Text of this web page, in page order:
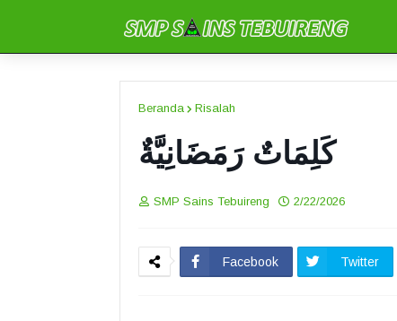
Beranda Risalah
كَلِمَاتٌ رَمَضَانِيَّةٌ
SMP Sains Tebuireng 2/22/2026
Facebook Twitter